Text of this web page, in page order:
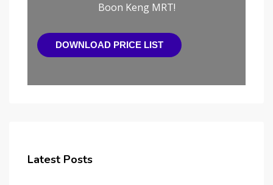
Boon Keng MRT!
DOWNLOAD PRICE LIST
Latest Posts